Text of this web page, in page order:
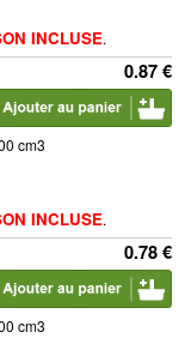
INCLUSE.
0.87 €
cm3
INCLUSE.
0.78 €
cm3